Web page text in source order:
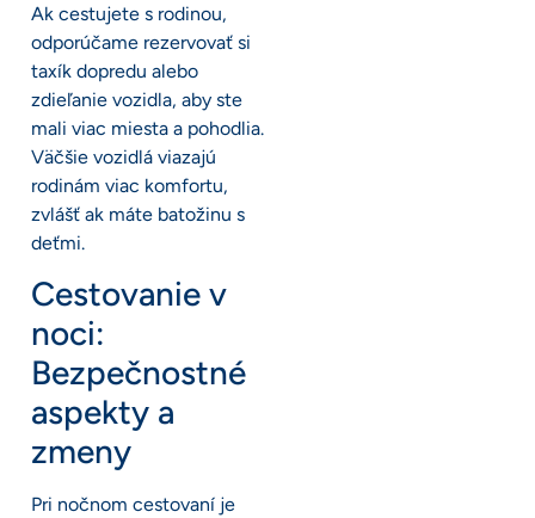
Ak cestujete s rodinou,
odporúčame rezervovať si
taxík dopredu alebo
zdieľanie vozidla, aby ste
mali viac miesta a pohodlia.
Väčšie vozidlá viazajú
rodinám viac komfortu,
zvlášť ak máte batožinu s
deťmi.
Cestovanie v
noci:
Bezpečnostné
aspekty a
zmeny
Pri nočnom cestovaní je